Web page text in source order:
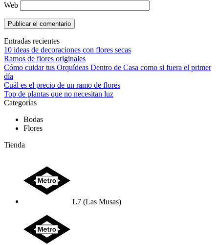
Web
Entradas recientes
10 ideas de decoraciones con flores secas
Ramos de flores originales
Cómo cuidar tus Orquídeas Dentro de Casa como si fuera el primer
día
Cuál es el precio de un ramo de flores
Top de plantas que no necesitan luz
Categorías
Bodas
Flores
Tienda
L7 (Las Musas)